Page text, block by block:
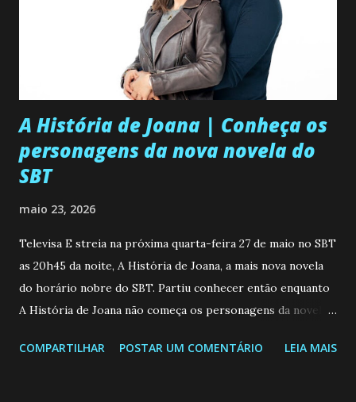
A História de Joana | Conheça os
personagens da nova novela do
SBT
maio 23, 2026
Televisa E streia na próxima quarta-feira 27 de maio no SBT
as 20h45 da noite, A História de Joana, a mais nova novela
do horário nobre do SBT. Partiu conhecer então enquanto
A História de Joana não começa os personagens da novela?
de 25/05/26 a 31/05/26 JOANA GUADALUPE (Camila
COMPARTILHAR POSTAR UM COMENTÁRIO LEIA MAIS